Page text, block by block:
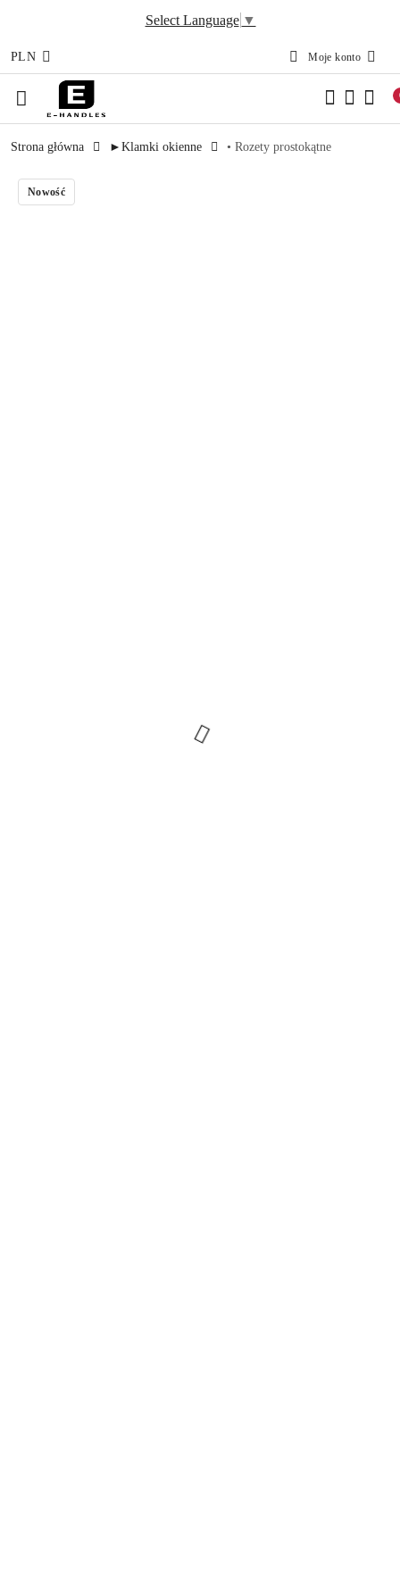
Select Language ▼
Przejdź do treści głównej
Przejdź do wyszukiwarki
Przejdź do moje konto
Przejdź do menu głównego
Przejdź do opisu produktu
Przejdź do stopki
PLN Moje konto
Strona główna ►Klamki okienne • Rozety prostokątne
Nowość